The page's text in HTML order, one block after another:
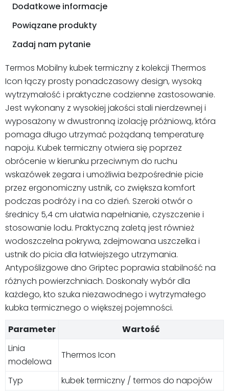
Dodatkowe informacje
Powiązane produkty
Zadaj nam pytanie
Termos Mobilny kubek termiczny z kolekcji Thermos
Icon łączy prosty ponadczasowy design, wysoką
wytrzymałość i praktyczne codzienne zastosowanie.
Jest wykonany z wysokiej jakości stali nierdzewnej i
wyposażony w dwustronną izolację próżniową, która
pomaga długo utrzymać pożądaną temperaturę
napoju. Kubek termiczny otwiera się poprzez
obrócenie w kierunku przeciwnym do ruchu
wskazówek zegara i umożliwia bezpośrednie picie
przez ergonomiczny ustnik, co zwiększa komfort
podczas podróży i na co dzień. Szeroki otwór o
średnicy 5,4 cm ułatwia napełnianie, czyszczenie i
stosowanie lodu. Praktyczną zaletą jest również
wodoszczelna pokrywa, zdejmowana uszczelka i
ustnik do picia dla łatwiejszego utrzymania.
Antypoślizgowe dno Griptec poprawia stabilność na
różnych powierzchniach. Doskonały wybór dla
każdego, kto szuka niezawodnego i wytrzymałego
kubka termicznego o większej pojemności.
Parameter
Wartość
Linia
modelowa
Thermos Icon
Typ
kubek termiczny / termos do napojów